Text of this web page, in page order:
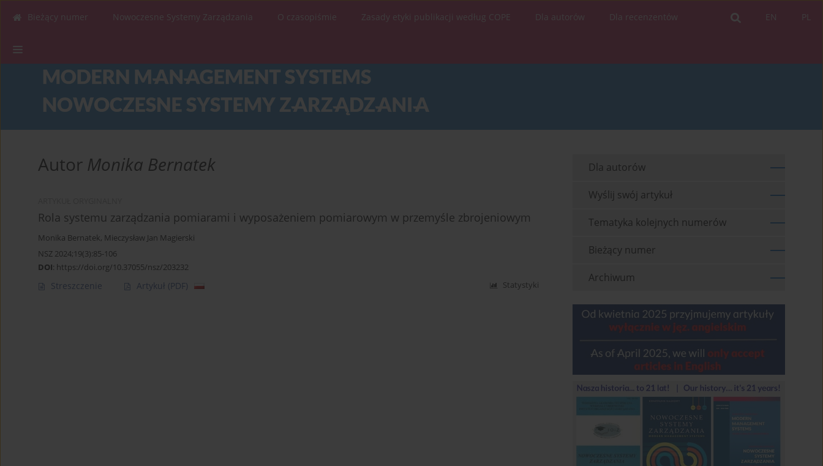
PL
EN
Bieżący numer Nowoczesne Systemy Zarządzania O czasopiśmie Zasady etyki publikacji według COPE Dla autorów Dla recenzentów
Autor Monika Bernatek
Rola systemu zarządzania pomiarami i wyposażeniem pomiarowym w przemyśle zbrojeniowym
Monika Bernatek, Mieczysław Jan Magierski
NSZ 2024;19(3):85-106
DOI: https://doi.org/10.37055/nsz/203232
Streszczenie Artykuł (PDF) Statystyki
Dla autorów
Wyślij swój artykuł
Tematyka kolejnych numerów
Bieżący numer
Archiwum